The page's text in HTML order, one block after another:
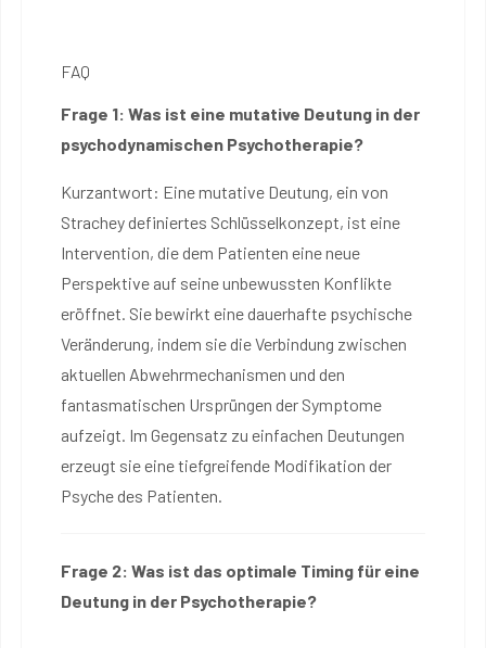
FAQ
Frage 1: Was ist eine mutative Deutung in der
psychodynamischen Psychotherapie?
Kurzantwort: Eine mutative Deutung, ein von
Strachey definiertes Schlüsselkonzept, ist eine
Intervention, die dem Patienten eine neue
Perspektive auf seine unbewussten Konflikte
eröffnet. Sie bewirkt eine dauerhafte psychische
Veränderung, indem sie die Verbindung zwischen
aktuellen Abwehrmechanismen und den
fantasmatischen Ursprüngen der Symptome
aufzeigt. Im Gegensatz zu einfachen Deutungen
erzeugt sie eine tiefgreifende Modifikation der
Psyche des Patienten.
Frage 2: Was ist das optimale Timing für eine
Deutung in der Psychotherapie?